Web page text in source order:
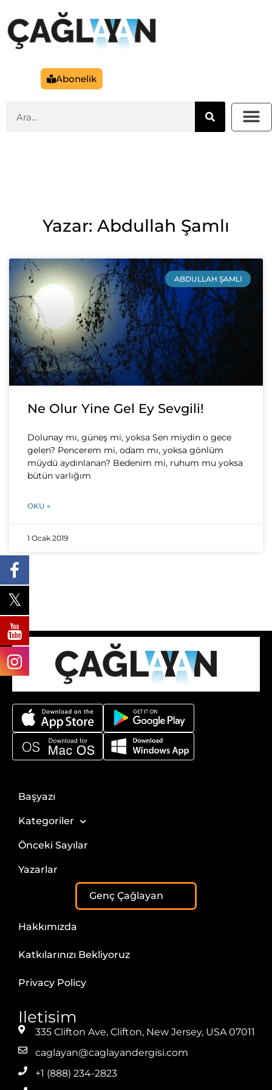
Abonelik
Yazar: Abdullah Şamlı
ABDULLAH ŞAMLI
Ne Olur Yine Gel Ey Sevgili!
Dolunay mı, güneş mi, yoksa Sen miydin o gece
gelen? Pencerem mi, odam mı, yoksa gönlüm
müydü aydınlanan? Bedenim mi, ruhum mu yoksa
bütün varlığım
OKU »
1 Ocak 2019
Başyazı
Kategoriler
Önceki Sayılar
Yazarlar
Genç Çağlayan
Hakkımızda
Katkılarınızı Bekliyoruz
Privacy Policy
Iletisim
335 Clifton Ave, Clifton, New Jersey, USA 07011
caglayan@caglayandergisi.com
+1 (888) 234-2823